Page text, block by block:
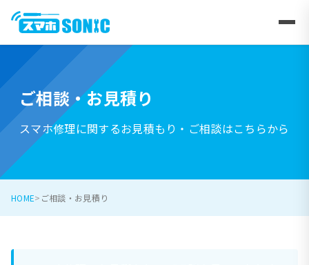
ご相談・お見積り
スマホ修理に関するお見積もり・ご相談はこちらから
HOME ご相談・お見積り